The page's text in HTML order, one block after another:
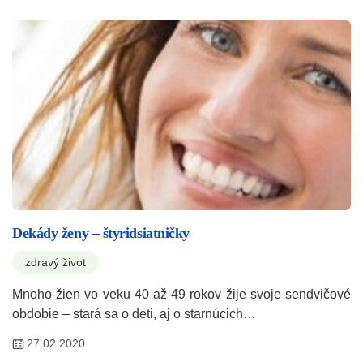
Dekády ženy – štyridsiatničky
zdravý život
Mnoho žien vo veku 40 až 49 rokov žije svoje sendvičové
obdobie – stará sa o deti, aj o starnúcich…
27.02.2020